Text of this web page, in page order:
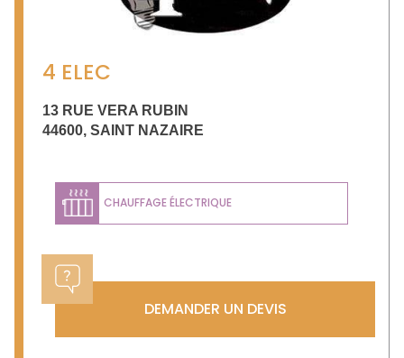
4 ELEC
13 RUE VERA RUBIN
44600, SAINT NAZAIRE
CHAUFFAGE ÉLECTRIQUE
DEMANDER UN DEVIS